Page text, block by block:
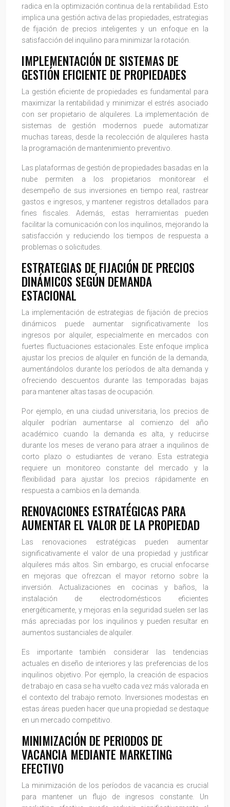
radica en la optimización continua de la rentabilidad. Esto
implica una gestión activa de las propiedades, estrategias
de fijación de precios inteligentes y un enfoque en la
satisfacción del inquilino para minimizar la rotación.
IMPLEMENTACIÓN DE SISTEMAS DE
GESTIÓN EFICIENTE DE PROPIEDADES
La gestión eficiente de propiedades es fundamental para
maximizar la rentabilidad y minimizar el estrés asociado
con ser propietario de alquileres. La implementación de
sistemas de gestión modernos puede automatizar
muchas tareas, desde la recolección de alquileres hasta
la programación de mantenimiento preventivo.
Las plataformas de gestión de propiedades basadas en la
nube permiten a los propietarios monitorear el
desempeño de sus inversiones en tiempo real, rastrear
gastos e ingresos, y mantener registros detallados para
fines fiscales. Además, estas herramientas pueden
facilitar la comunicación con los inquilinos, mejorando la
satisfacción y reduciendo los tiempos de respuesta a
problemas o solicitudes.
ESTRATEGIAS DE FIJACIÓN DE PRECIOS
DINÁMICOS SEGÚN DEMANDA
ESTACIONAL
La implementación de estrategias de fijación de precios
dinámicos puede aumentar significativamente los
ingresos por alquiler, especialmente en mercados con
fuertes fluctuaciones estacionales. Este enfoque implica
ajustar los precios de alquiler en función de la demanda,
aumentándolos durante los períodos de alta demanda y
ofreciendo descuentos durante las temporadas bajas
para mantener altas tasas de ocupación.
Por ejemplo, en una ciudad universitaria, los precios de
alquiler podrían aumentarse al comienzo del año
académico cuando la demanda es alta, y reducirse
durante los meses de verano para atraer a inquilinos de
corto plazo o estudiantes de verano. Esta estrategia
requiere un monitoreo constante del mercado y la
flexibilidad para ajustar los precios rápidamente en
respuesta a cambios en la demanda.
RENOVACIONES ESTRATÉGICAS PARA
AUMENTAR EL VALOR DE LA PROPIEDAD
Las renovaciones estratégicas pueden aumentar
significativamente el valor de una propiedad y justificar
alquileres más altos. Sin embargo, es crucial enfocarse
en mejoras que ofrezcan el mayor retorno sobre la
inversión. Actualizaciones en cocinas y baños, la
instalación de electrodomésticos eficientes
energéticamente, y mejoras en la seguridad suelen ser las
más apreciadas por los inquilinos y pueden resultar en
aumentos sustanciales de alquiler.
Es importante también considerar las tendencias
actuales en diseño de interiores y las preferencias de los
inquilinos objetivo. Por ejemplo, la creación de espacios
de trabajo en casa se ha vuelto cada vez más valorada en
el contexto del trabajo remoto. Inversiones modestas en
estas áreas pueden hacer que una propiedad se destaque
en un mercado competitivo.
MINIMIZACIÓN DE PERIODOS DE
VACANCIA MEDIANTE MARKETING
EFECTIVO
La minimización de los períodos de vacancia es crucial
para mantener un flujo de ingresos constante. Un